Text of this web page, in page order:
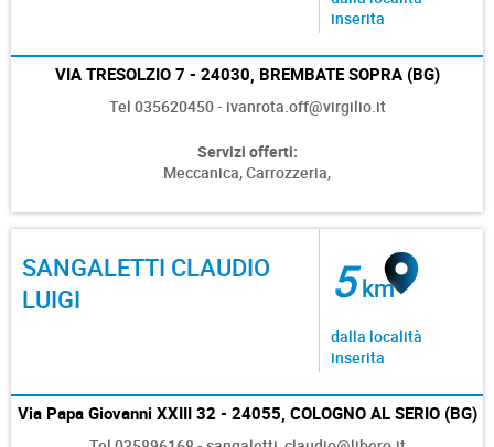
inserita
VIA TRESOLZIO 7 - 24030, BREMBATE SOPRA (BG)
Tel 035620450 - ivanrota.off@virgilio.it
Servizi offerti:
Meccanica,Carrozzeria,
SANGALETTI CLAUDIO
LUIGI
5km
dalla località
inserita
Via Papa Giovanni XXIII 32 - 24055, COLOGNO AL SERIO (BG)